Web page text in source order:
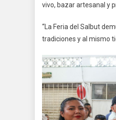
vivo, bazar artesanal y
“La Feria del Salbut
tradiciones y al mismo